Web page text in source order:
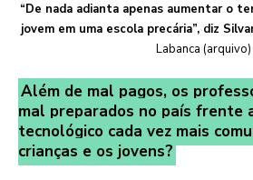
“De nada adianta apenas aumentar o
jovem em uma escola precária”, diz
Labanca (arquivo)
Além de mal pagos, os
mal preparados no país frente
tecnológico cada vez mais
crianças e os jovens?